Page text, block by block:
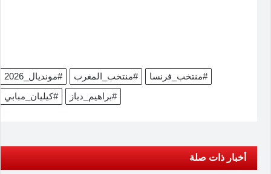
#مونديال_2026 #منتخب_المغرب
#منتخب_فرنسا
#كيليان_مبابي
#براهيم_دياز
أخبار ذات صلة